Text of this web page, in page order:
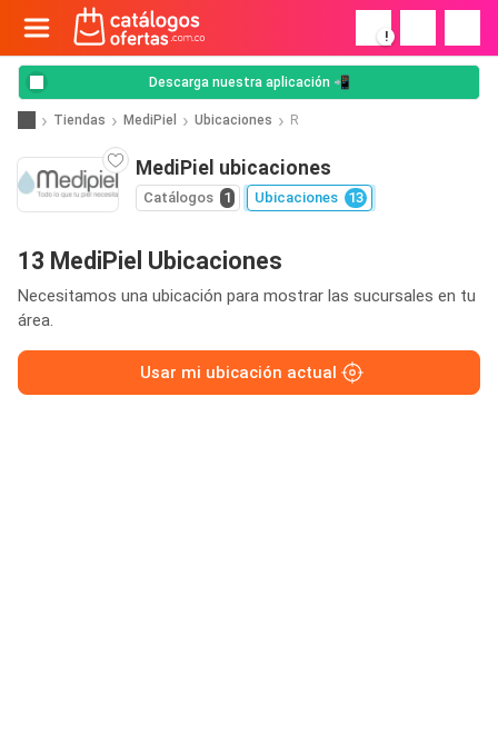
!
Descarga nuestra aplicación 📲
Tiendas MediPiel Ubicaciones R
MediPiel ubicaciones
Catálogos 1 Ubicaciones 13
13 MediPiel Ubicaciones
Necesitamos una ubicación para mostrar las sucursales en tu
área.
Usar mi ubicación actual